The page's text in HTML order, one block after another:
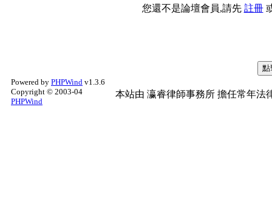
您還不是論壇會員,請先 註冊
Powered by PHPWind v1.3.6
Copyright © 2003-04
PHPWind
本站由 瀛睿律師事務所 擔任常年法